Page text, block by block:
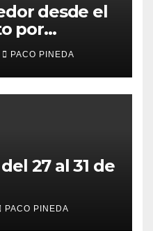
desde el
por
PACO PINEDA
27 al 31 de
PACO PINEDA